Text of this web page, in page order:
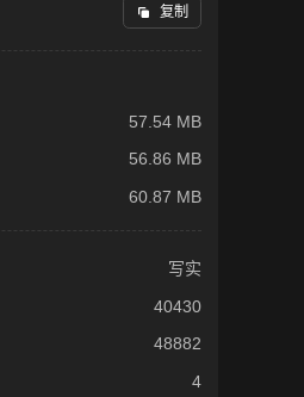
复制
57.54 MB
56.86 MB
60.87 MB
写实
40430
48882
4